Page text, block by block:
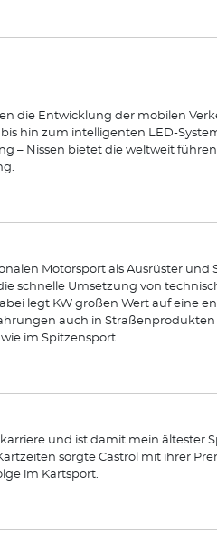
die Entwicklung der mobilen
hin zum intelligenten LED-
– Nissen bietet die weltweit
Motorsport als Ausrüster und
schnelle Umsetzung von
legt KW großen Wert auf eine
auch in
im Spitzensport.
und ist damit mein ältester
sorgte Castrol mit ihrer
im Kartsport.